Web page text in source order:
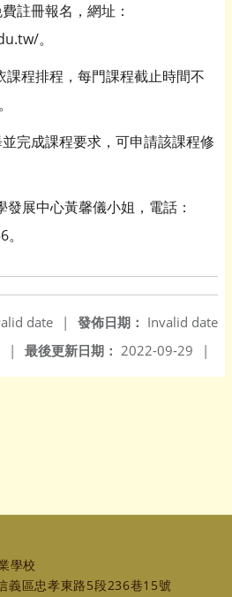
註冊報名，網址：
。
課程排程，每門課程截止時間不
完成課程要求，可申請該課程修
展中心黃馨儀小姐，電話：
發佈日期： Invalid date
date
|
最後更新日期： 2022-09-29 |
|
學校
義區忠孝東路5段236巷15號